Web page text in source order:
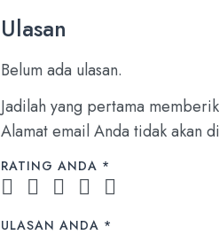
Ulasan
Belum ada ulasan.
Jadilah yang pertama
Alamat email Anda tidak akan
RATING ANDA *
ULASAN ANDA *